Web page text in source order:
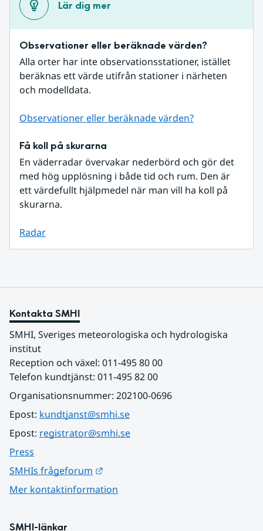
Lär dig mer
Observationer eller beräknade värden?
Alla orter har inte observationsstationer, istället
beräknas ett värde utifrån stationer i närheten
och modelldata.
Observationer eller beräknade värden?
Få koll på skurarna
En väderradar övervakar nederbörd och gör det
med hög upplösning i både tid och rum. Den är
ett värdefullt hjälpmedel när man vill ha koll på
skurarna.
Radar
Kontakta SMHI
SMHI, Sveriges meteorologiska och hydrologiska
institut
Reception och växel: 011-495 80 00
Telefon kundtjänst: 011-495 82 00
Organisationsnummer: 202100-0696
Epost: kundtjanst@smhi.se
Epost: registrator@smhi.se
Press
SMHIs frågeforum
Mer kontaktinformation
SMHI-länkar